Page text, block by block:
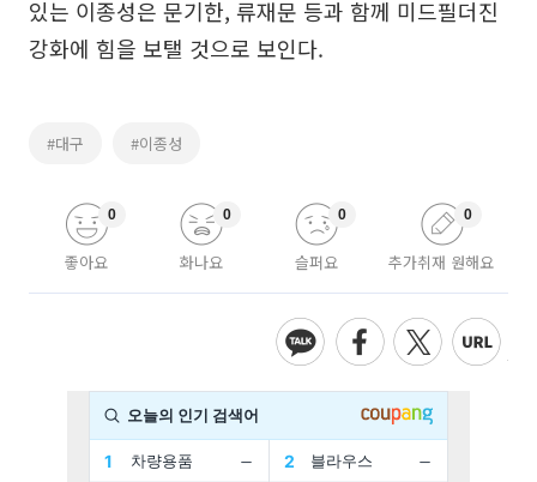
있는 이종성은 문기한, 류재문 등과 함께 미드필더진
강화에 힘을 보탤 것으로 보인다.
#대구 #이종성
좋아요
0
화나요
0
슬퍼요
0
추가취재 원해요
0